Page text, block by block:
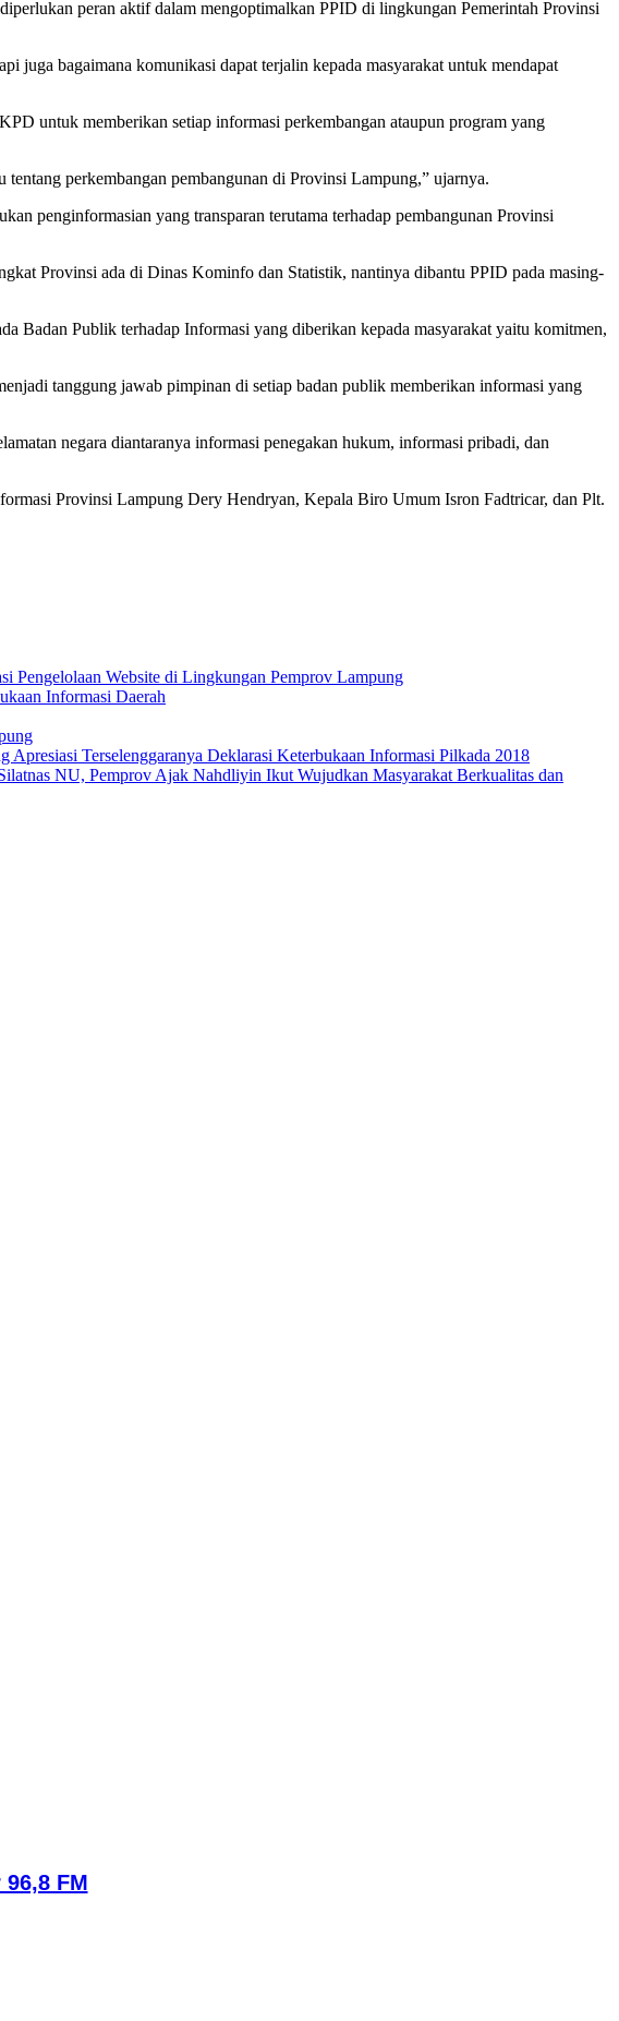
peran aktif dalam mengoptimalkan PPID di lingkungan Pemerintah Provinsi
juga bagaimana komunikasi dapat terjalin kepada masyarakat untuk mendapat
untuk memberikan setiap informasi perkembangan ataupun program yang
perkembangan pembangunan di Provinsi Lampung,” ujarnya.
penginformasian yang transparan terutama terhadap pembangunan Provinsi
Provinsi ada di Dinas Kominfo dan Statistik, nantinya dibantu PPID pada masing-
Badan Publik terhadap Informasi yang diberikan kepada masyarakat yaitu komitmen,
tanggung jawab pimpinan di setiap badan publik memberikan informasi yang
negara diantaranya informasi penegakan hukum, informasi pribadi, dan
Provinsi Lampung Dery Hendryan, Kepala Biro Umum Isron Fadtricar, dan Plt.
Pengelolaan Website di Lingkungan Pemprov Lampung
Informasi Daerah
Apresiasi Terselenggaranya Deklarasi Keterbukaan Informasi Pilkada 2018
NU, Pemprov Ajak Nahdliyin Ikut Wujudkan Masyarakat Berkualitas dan
FM